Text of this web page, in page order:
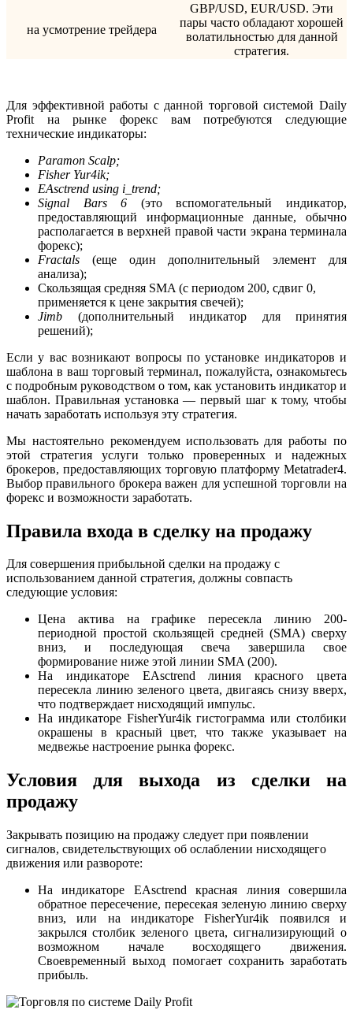
на усмотрение трейдера
GBP/USD, EUR/USD. Эти
пары часто обладают хорошей
волатильностью для данной
стратегия.
Для эффективной работы с данной торговой системой Daily
Profit на рынке форекс вам потребуются следующие
технические индикаторы:
Paramon Scalp;
Fisher Yur4ik;
EAsctrend using i_trend;
Signal Bars 6 (это вспомогательный индикатор,
предоставляющий информационные данные, обычно
располагается в верхней правой части экрана терминала
форекс);
Fractals (еще один дополнительный элемент для
анализа);
Скользящая средняя SMA (с периодом 200, сдвиг 0,
применяется к цене закрытия свечей);
Jimb (дополнительный индикатор для принятия
решений);
Если у вас возникают вопросы по установке индикаторов и
шаблона в ваш торговый терминал, пожалуйста, ознакомьтесь
с подробным руководством о том, как установить индикатор и
шаблон. Правильная установка — первый шаг к тому, чтобы
начать заработать используя эту стратегия.
Мы настоятельно рекомендуем использовать для работы по
этой стратегия услуги только проверенных и надежных
брокеров, предоставляющих торговую платформу Metatrader4.
Выбор правильного брокера важен для успешной торговли на
форекс и возможности заработать.
Правила входа в сделку на продажу
Для совершения прибыльной сделки на продажу с
использованием данной стратегия, должны совпасть
следующие условия:
Цена актива на графике пересекла линию 200-
периодной простой скользящей средней (SMA) сверху
вниз, и последующая свеча завершила свое
формирование ниже этой линии SMA (200).
На индикаторе EAsctrend линия красного цвета
пересекла линию зеленого цвета, двигаясь снизу вверх,
что подтверждает нисходящий импульс.
На индикаторе FisherYur4ik гистограмма или столбики
окрашены в красный цвет, что также указывает на
медвежье настроение рынка форекс.
Условия для выхода из сделки на
продажу
Закрывать позицию на продажу следует при появлении
сигналов, свидетельствующих об ослаблении нисходящего
движения или развороте:
На индикаторе EAsctrend красная линия совершила
обратное пересечение, пересекая зеленую линию сверху
вниз, или на индикаторе FisherYur4ik появился и
закрылся столбик зеленого цвета, сигнализирующий о
возможном начале восходящего движения.
Своевременный выход помогает сохранить заработать
прибыль.